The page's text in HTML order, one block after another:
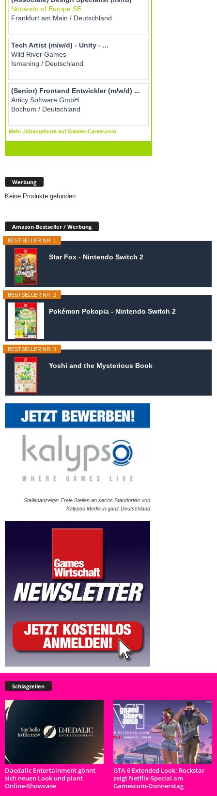
Werbung
Keine Produkte gefunden.
Amazon-Bestseller / Werbung
BESTSELLER NR. 1
Star Fox - Nintendo Switch 2
BESTSELLER NR. 2
Pokémon Pokopia - Nintendo Switch 2
BESTSELLER NR. 3
Yoshi and the Mysterious Book
Stellenanzeige: Freie Stellen an sechs Standorten von
Kalypso Media in ganz Deutschland
Schlagzeilen
Daedalic Entertainment gönnt
sich neuen Look und plant
Online-Showcase
GTA 6 Extended Look: Rockstar
zeigt Netflix-Special am
Gamescom-Donnerstag